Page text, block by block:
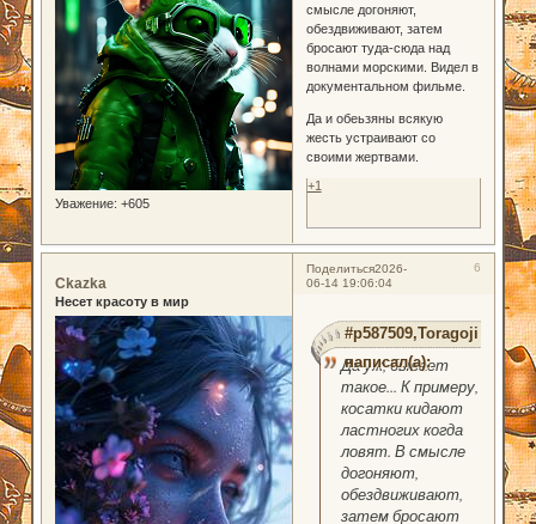
Уважение: +605
смысле догоняют,
обездвиживают, затем
бросают туда-сюда над
волнами морскими. Видел в
документальном фильме.
Да и обеьзяны всякую
жесть устраивают со
своими жертвами.
+1
Поделиться 6
2026-
06-14 19:06:04
Ckazka
Несет красоту в мир
#p587509,Toragoji
написал(а):
Да уж, бывает
такое... К примеру,
косатки кидают
ластногих когда
ловят. В смысле
догоняют,
обездвиживают,
затем бросают